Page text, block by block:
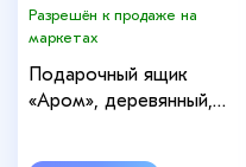
Разрешён к продаже на
маркетах
Подарочный ящик
«Аром», деревянный,